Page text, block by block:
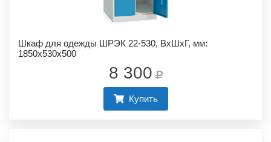
Шкаф для одежды ШРЭК 22-530, ВхШхГ, мм:
1850х530х500
8 300
Купить